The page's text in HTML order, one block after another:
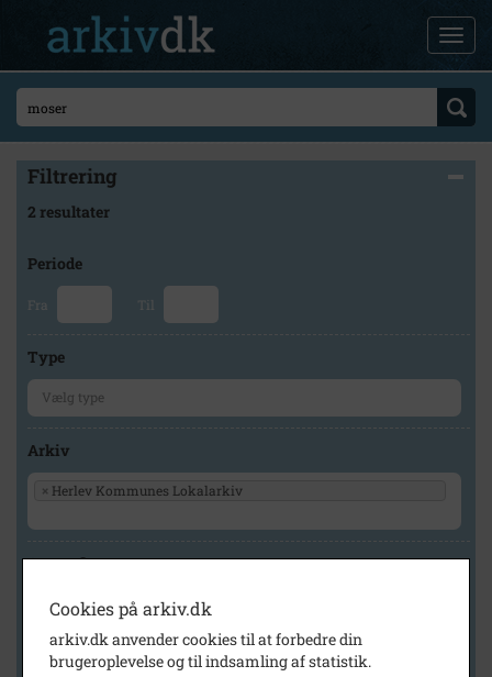
Filtrering
2 resultater
Periode
Fra Til
Type
Arkiv
× Herlev Kommunes Lokalarkiv
Geografi
Generelt
Cookies på arkiv.dk
arkiv.dk anvender cookies til at forbedre din
brugeroplevelse og til indsamling af statistik.